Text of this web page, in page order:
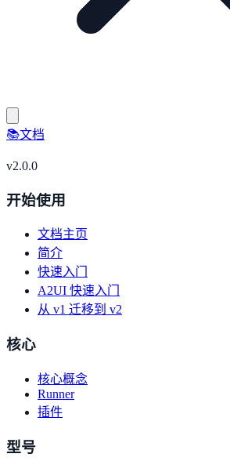
📚文档
v2.0.0
开始使用
文档主页
简介
快速入门
A2UI 快速入门
从 v1 迁移到 v2
核心
核心概念
Runner
插件
型号